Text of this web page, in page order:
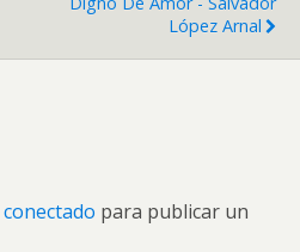
López Arnal
conectado para publicar un